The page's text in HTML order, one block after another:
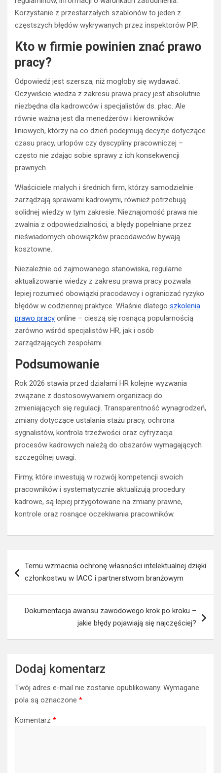
Korzystanie z przestarzałych szablonów to jeden z
częstszych błędów wykrywanych przez inspektorów PIP.
Kto w firmie powinien znać prawo
pracy?
Odpowiedź jest szersza, niż mogłoby się wydawać.
Oczywiście wiedza z zakresu prawa pracy jest absolutnie
niezbędna dla kadrowców i specjalistów ds. płac. Ale
równie ważna jest dla menedżerów i kierowników
liniowych, którzy na co dzień podejmują decyzje dotyczące
czasu pracy, urlopów czy dyscypliny pracowniczej –
często nie zdając sobie sprawy z ich konsekwencji
prawnych.
Właściciele małych i średnich firm, którzy samodzielnie
zarządzają sprawami kadrowymi, również potrzebują
solidnej wiedzy w tym zakresie. Nieznajomość prawa nie
zwalnia z odpowiedzialności, a błędy popełniane przez
nieświadomych obowiązków pracodawców bywają
kosztowne.
Niezależnie od zajmowanego stanowiska, regularne
aktualizowanie wiedzy z zakresu prawa pracy pozwala
lepiej rozumieć obowiązki pracodawcy i ograniczać ryzyko
błędów w codziennej praktyce. Właśnie dlatego szkolenia
prawo pracy online – cieszą się rosnącą popularnością
zarówno wśród specjalistów HR, jak i osób
zarządzających zespołami.
Podsumowanie
Rok 2026 stawia przed działami HR kolejne wyzwania
związane z dostosowywaniem organizacji do
zmieniających się regulacji. Transparentność wynagrodzeń,
zmiany dotyczące ustalania stażu pracy, ochrona
sygnalistów, kontrola trzeźwości oraz cyfryzacja
procesów kadrowych należą do obszarów wymagających
szczególnej uwagi.
Firmy, które inwestują w rozwój kompetencji swoich
pracowników i systematycznie aktualizują procedury
kadrowe, są lepiej przygotowane na zmiany prawne,
kontrole oraz rosnące oczekiwania pracowników.
wpisu
Temu wzmacnia ochronę własności intelektualnej dzięki
członkostwu w IACC i partnerstwom branżowym
Dokumentacja awansu zawodowego krok po kroku –
jakie błędy pojawiają się najczęściej?
Dodaj komentarz
Twój adres e-mail nie zostanie opublikowany. Wymagane
pola są oznaczone *
Komentarz *